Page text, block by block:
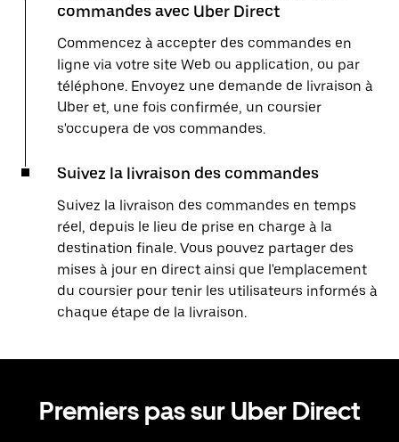
commandes avec Uber Direct
Commencez à accepter des commandes en
ligne via votre site Web ou application, ou par
téléphone. Envoyez une demande de livraison à
Uber et, une fois confirmée, un coursier
s'occupera de vos commandes.
Suivez la livraison des commandes
Suivez la livraison des commandes en temps
réel, depuis le lieu de prise en charge à la
destination finale. Vous pouvez partager des
mises à jour en direct ainsi que l'emplacement
du coursier pour tenir les utilisateurs informés à
chaque étape de la livraison.
Premiers pas sur Uber Direct